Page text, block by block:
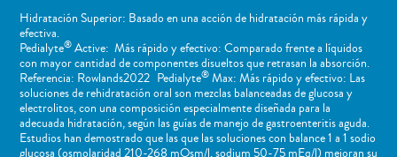
Hidratación Superior: Basado en una acción de hidratación más rápida y
efectiva.
Pedialyte®Active: Más rápido y efectivo: Comparado frente a líquidos
con mayor cantidad de componentes disueltos que retrasan la absorción.
Referencia: Rowlands2022 Pedialyte®Max: Más rápido y efectivo: Las
soluciones de rehidratación oral son mezclas balanceadas de glucosa y
electrolitos, con una composición especialmente diseñada para la
adecuada hidratación, según las guías de manejo de gastroenteritis aguda.
Estudios han demostrado que las que las soluciones con balance 1 a 1 sodio